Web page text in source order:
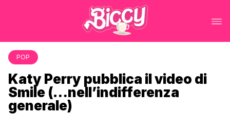
POP
Katy Perry pubblica il video di
Smile (…nell’indifferenza
generale)